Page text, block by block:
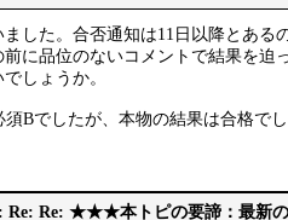
した。合否通知は11日以降とあ
前に品位のないコメントで結果を
しょうか。
Bでしたが、本物の結果は合格で
Re: Re: ★★★本トピの要諦：最新